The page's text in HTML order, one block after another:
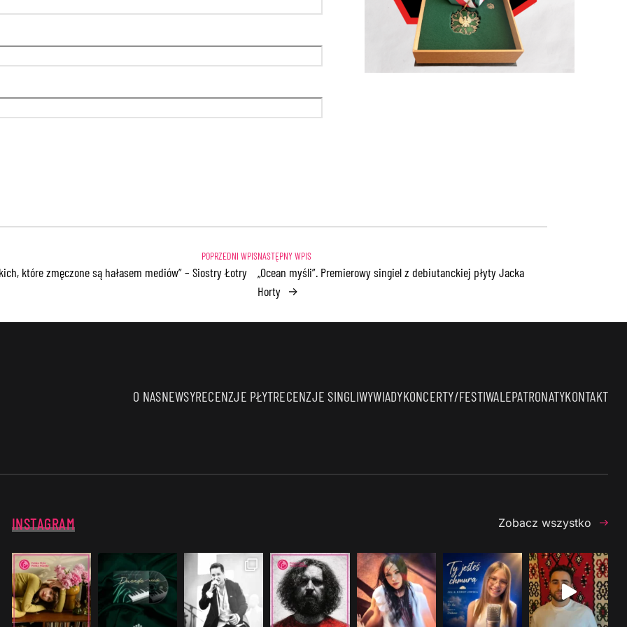
które zmęczone są hałasem mediów” – Siostry Łotry
„Ocean myśli”. Premierowy singiel z debiutanckiej płyty Jacka
Horty
→
O NASNEWSYRECENZJE PŁYTRECENZJE SINGLIWYWIADYKONCERTY/FESTIWALEPATRONATYKONTAKT
INSTAGRAM Zobacz wszystko